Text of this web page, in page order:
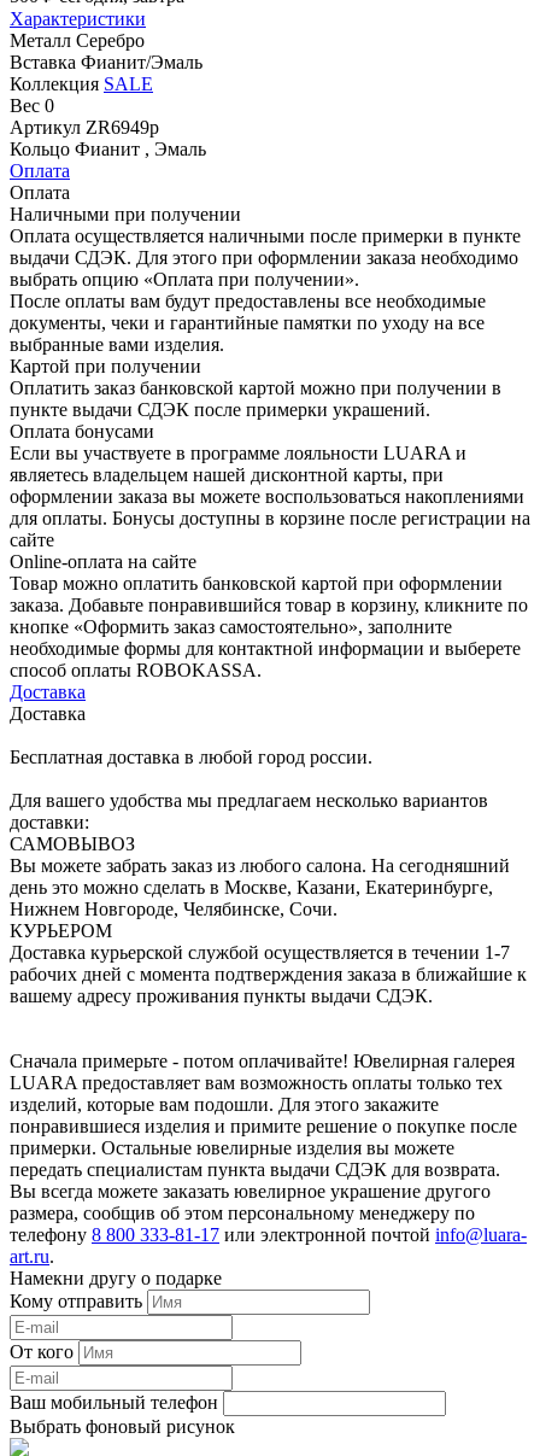
Характеристики
Металл Серебро
Вставка Фианит/Эмаль
Коллекция SALE
Вес 0
Артикул ZR6949p
Кольцо Фианит , Эмаль
Оплата
Оплата
Наличными при получении
Оплата осуществляется наличными после примерки в пункте
выдачи СДЭК. Для этого при оформлении заказа необходимо
выбрать опцию «Оплата при получении».
После оплаты вам будут предоставлены все необходимые
документы, чеки и гарантийные памятки по уходу на все
выбранные вами изделия.
Картой при получении
Оплатить заказ банковской картой можно при получении в
пункте выдачи СДЭК после примерки украшений.
Оплата бонусами
Если вы участвуете в программе лояльности LUARA и
являетесь владельцем нашей дисконтной карты, при
оформлении заказа вы можете воспользоваться накоплениями
для оплаты. Бонусы доступны в корзине после регистрации на
сайте
Online-оплата на сайте
Товар можно оплатить банковской картой при оформлении
заказа. Добавьте понравившийся товар в корзину, кликните по
кнопке «Оформить заказ самостоятельно», заполните
необходимые формы для контактной информации и выберете
способ оплаты ROBOKASSA.
Доставка
Доставка
Бесплатная доставка в любой город россии.
Для вашего удобства мы предлагаем несколько вариантов
доставки:
САМОВЫВОЗ
Вы можете забрать заказ из любого салона. На сегодняшний
день это можно сделать в Москве, Казани, Екатеринбурге,
Нижнем Новгороде, Челябинске, Сочи.
КУРЬЕРОМ
Доставка курьерской службой осуществляется в течении 1-7
рабочих дней с момента подтверждения заказа в ближайшие к
вашему адресу проживания пункты выдачи СДЭК.
Сначала примерьте - потом оплачивайте! Ювелирная галерея
LUARA предоставляет вам возможность оплаты только тех
изделий, которые вам подошли. Для этого закажите
понравившиеся изделия и примите решение о покупке после
примерки. Остальные ювелирные изделия вы можете
передать специалистам пункта выдачи СДЭК для возврата.
Вы всегда можете заказать ювелирное украшение другого
размера, сообщив об этом персональному менеджеру по
телефону 8 800 333-81-17 или электронной почтой info@luara-
art.ru.
Намекни другу о подарке
Кому отправить
От кого
Ваш мобильный телефон
Выбрать фоновый рисунок